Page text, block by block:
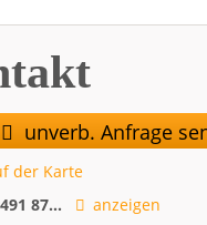
unverb. Anfrage
der Karte
87...
anzeigen